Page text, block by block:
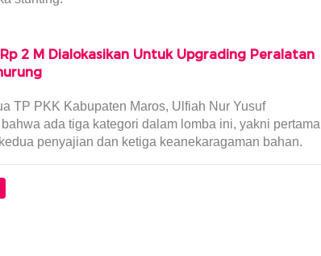
2 M Dialokasikan Untuk Upgrading Peralatan
TP PKK Kabupaten Maros, Ulfiah Nur Yusuf
ada tiga kategori dalam lomba ini, yakni pertama
penyajian dan ketiga keanekaragaman bahan.